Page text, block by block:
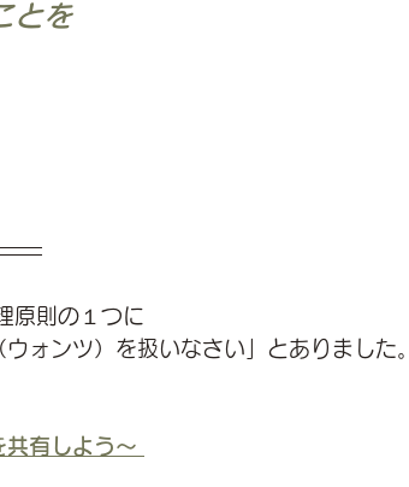
とを
原則の１つに
ォンツ）を扱いなさい」とありました。
共有しよう～